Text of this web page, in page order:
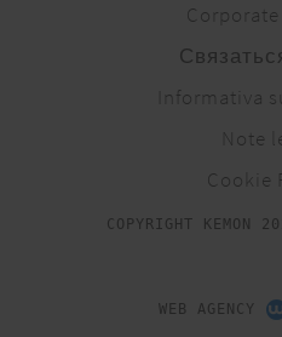
Corporate
Informativa
Note
Cookie
COPYRIGHT KEMON
WEB AGENCY